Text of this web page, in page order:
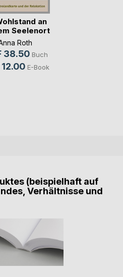
an
Seelenort
Roth
38.50 Buch
12.00 E-Book
(beispielhaft auf
Verhältnisse und